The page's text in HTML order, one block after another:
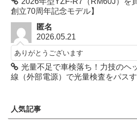
創立70周年記念モデル】
匿名
2026.05.21
ありがとうございます
光量不足で車検落ち！力技のヘ
線（外部電源）で光量検査をパス
人気記事